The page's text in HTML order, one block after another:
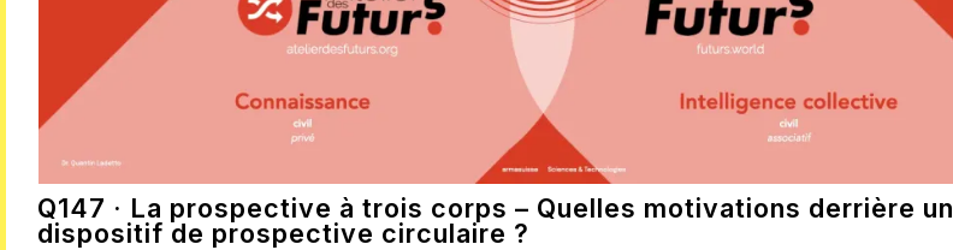
Q147 · La prospective à trois corps – Quelles motivations derrière un
dispositif de prospective circulaire ?